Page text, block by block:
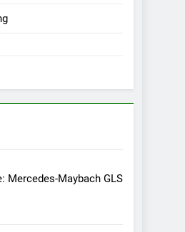
Mercedes-Maybach GLS